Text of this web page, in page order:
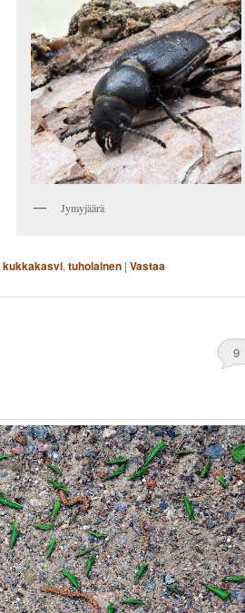
Jymyjäärä
kukkakasvi, tuholainen | Vastaa
9